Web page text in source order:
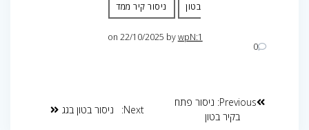
בטון ניסור קיר ממד
bywpN:1
on 22/10/2025
0
Previous: ניסור פתח
בקיר בטון
Next: ניסור בטון בגג